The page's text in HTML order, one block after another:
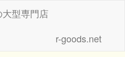
型専門店
r-goods.net